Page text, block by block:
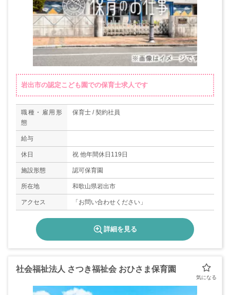
岩出市の認定こども園での保育士求人です
職種・雇用形
態
保育士 / 契約社員
給与
休日 祝 他年間休日119日
施設形態 認可保育園
所在地 和歌山県岩出市
アクセス 「お問い合わせください」
詳細を見る
社会福祉法人 さつき福祉会 おひさま保育園